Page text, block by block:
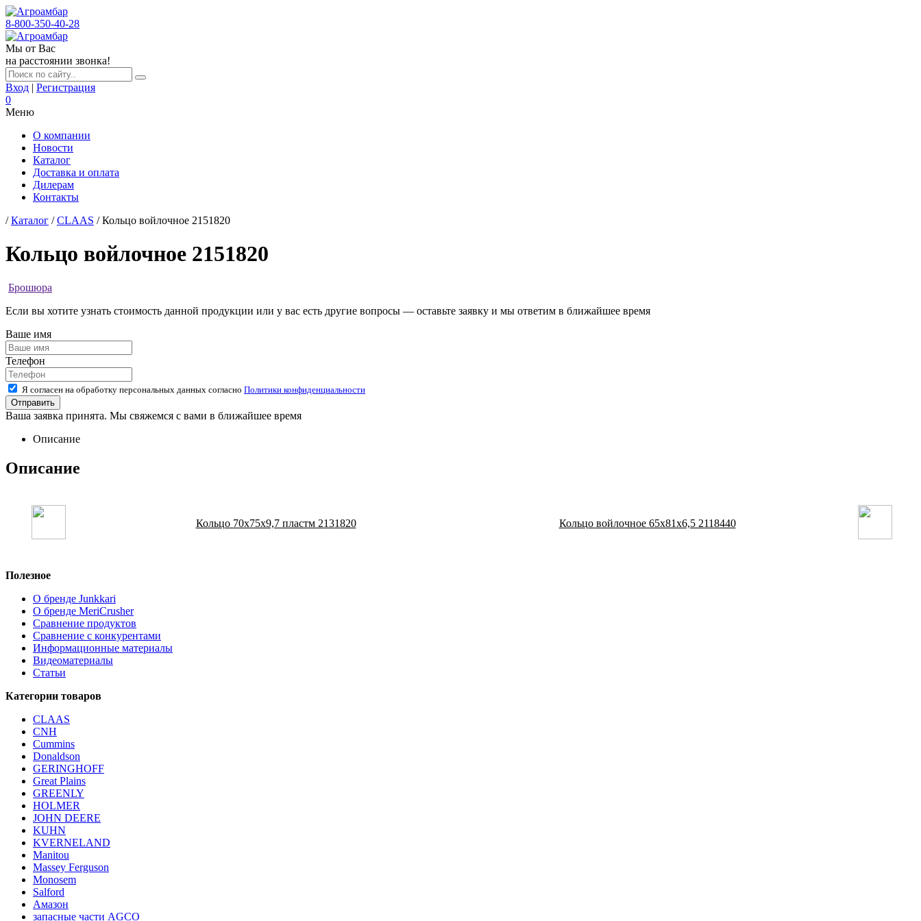
8-800-350-40-28
Мы от Вас
на расстоянии звонка!
Вход | Регистрация
0
Меню
О компании
Новости
Каталог
Доставка и оплата
Дилерам
Контакты
/Каталог /CLAAS / Кольцо войлочное 2151820
Кольцо войлочное 2151820
Брошюра
Если вы хотите узнать стоимость данной продукции или у вас есть другие вопросы — оставьте заявку и мы ответим в ближайшее время
Ваше имя
Телефон
Я согласен на обработку персональных данных согласно Политики конфиденциальности
Ваша заявка принята. Мы свяжемся с вами в ближайшее время
Описание
Описание
Кольцо 70х75х9,7 пластм 2131820 Кольцо войлочное 65х81х6,5 2118440
Полезное
О бренде Junkkari
О бренде MeriCrusher
Сравнение продуктов
Сравнение с конкурентами
Информационные материалы
Видеоматериалы
Статьи
Категории товаров
CLAAS
CNH
Cummins
Donaldson
GERINGHOFF
Great Plains
GREENLY
HOLMER
JOHN DEERE
KUHN
KVERNELAND
Manitou
Massey Ferguson
Monosem
Salford
Амазон
запасные части AGCO